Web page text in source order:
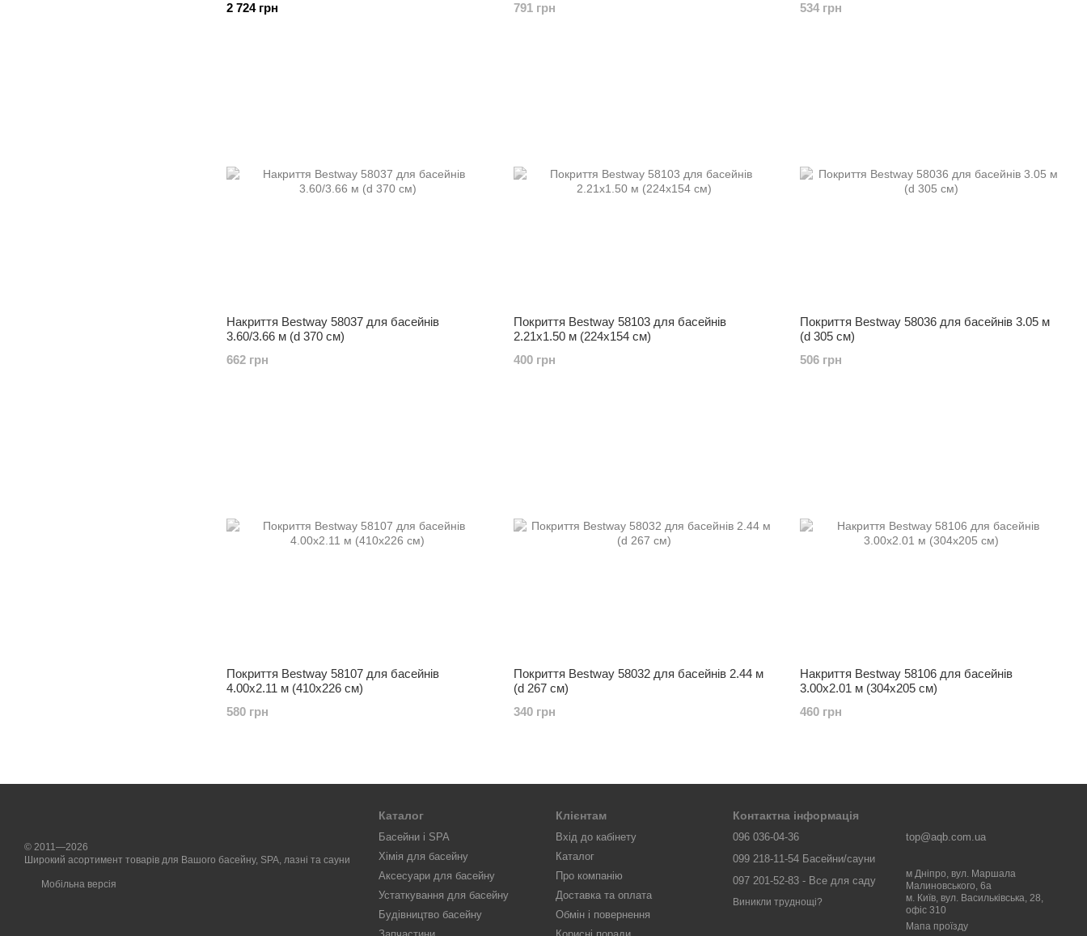
2 724 грн
791 грн
534 грн
Накриття Bestway 58037 для басейнів
3.60/3.66 м (d 370 см)
662 грн
Покриття Bestway 58103 для басейнів
2.21x1.50 м (224x154 см)
400 грн
Покриття Bestway 58036 для басейнів 3.05 м
(d 305 см)
506 грн
Покриття Bestway 58107 для басейнів
4.00x2.11 м (410х226 см)
580 грн
Покриття Bestway 58032 для басейнів 2.44 м
(d 267 см)
340 грн
Накриття Bestway 58106 для басейнів
3.00x2.01 м (304x205 см)
460 грн
© 2011—2026
Широкий асортимент товарів для Вашого басейну, SPA, лазні та сауни
Мобільна версія
Каталог
Басейни і SPA
Хімія для басейну
Аксесуари для басейну
Устаткування для басейну
Будівництво басейну
Клієнтам
Вхід до кабінету
Каталог
Про компанію
Доставка та оплата
Обмін і повернення
Контактна інформація
096 036-04-36
099 218-11-54 Басейни/сауни
097 201-52-83 - Все для саду
Виникли труднощі?
top@aqb.com.ua
м Дніпро, вул. Маршала
Малиновського, 6а
м. Київ, вул. Васильківська, 28,
офіс 310
Мапа проїзду